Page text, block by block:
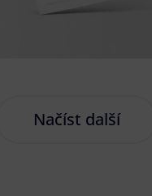
Načíst další